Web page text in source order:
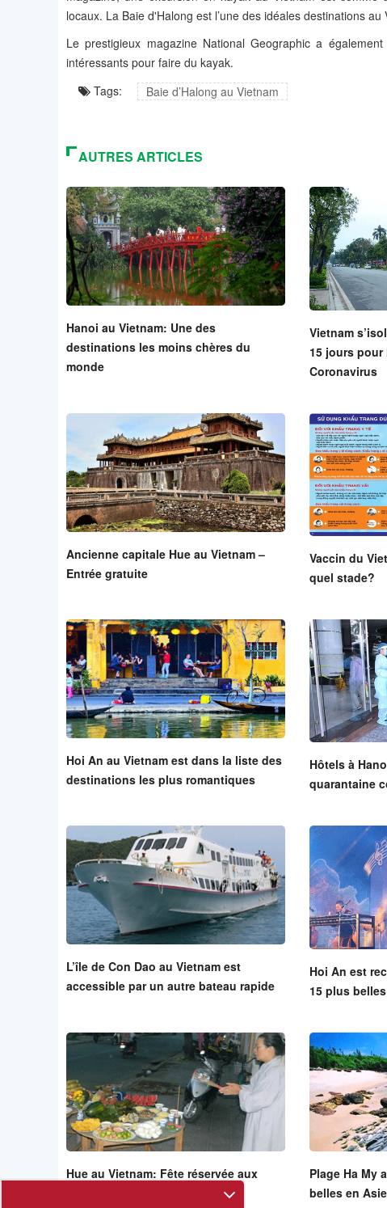
locaux. La Baie d'Halong est l’une des idéales destinations
Le prestigieux magazine National Geographic a
intéressants pour faire du kayak.
Tags:
Baie d’Halong au Vietnam
AUTRES ARTICLES
Hanoi au Vietnam: Une des
destinations les moins chères du
monde
Vietnam
15 jours
Coronavirus
Ancienne capitale Hue au Vietnam –
Entrée gratuite
Vaccin du
quel stade?
Hoi An au Vietnam est dans la liste des
destinations les plus romantiques
Hôtels à
quarantaine
L’île de Con Dao au Vietnam est
accessible par un autre bateau rapide
Hoi An est
15 plus
Hue au Vietnam: Fête réservée aux
Plage Ha My
belles en Asie